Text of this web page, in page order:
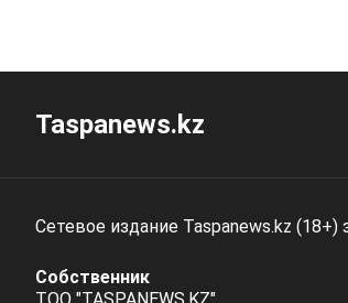
Taspanews.kz
Сетевое издание Taspanews.kz
Собственник